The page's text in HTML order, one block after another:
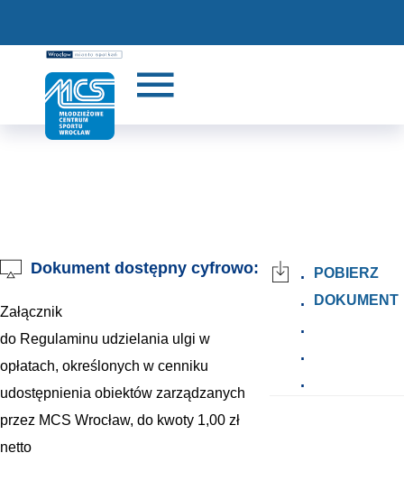
Dokument dostępny cyfrowo:
Załącznik
do Regulaminu udzielania ulgi w
opłatach, określonych w cenniku
udostępnienia obiektów zarządzanych
przez MCS Wrocław, do kwoty 1,00 zł
netto
.
.
.
.
.
POBIERZ
DOKUMENT